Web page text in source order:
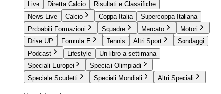
Live
Diretta Calcio
Risultati e Classifiche
News Live
Calcio Coppa Italia
Supercoppa Italiana
Probabili Formazioni
Squadre Mercato
Motori
Drive UP
Formula E Tennis Altri Sport
Sondaggi
Podcast
Lifestyle
Un libro a settimana
Speciali Europei
Speciali Olimpiadi
Speciale Scudetti
Speciali Mondiali Altri Speciali